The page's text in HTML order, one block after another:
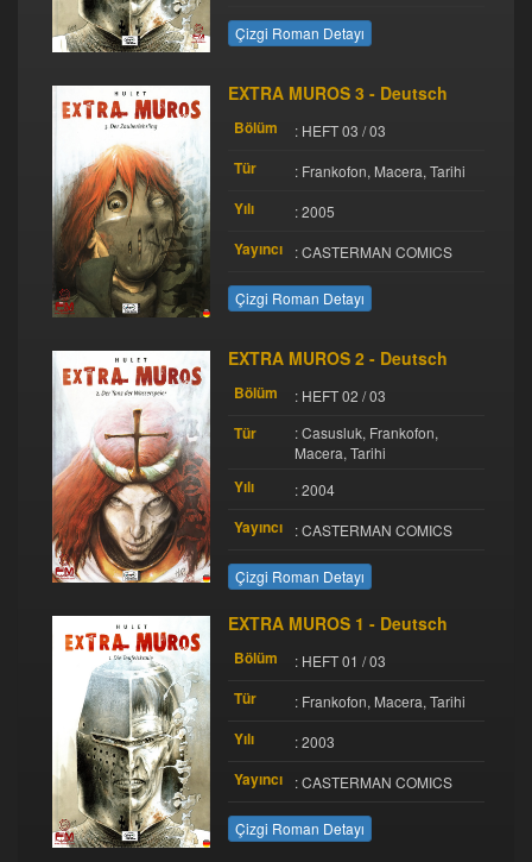
Çizgi Roman Detayı
EXTRA MUROS 3 - Deutsch
Bölüm : HEFT 03 / 03
Tür : Frankofon, Macera, Tarihi
Yılı : 2005
Yayıncı : CASTERMAN COMICS
Çizgi Roman Detayı
EXTRA MUROS 2 - Deutsch
Bölüm : HEFT 02 / 03
Tür
: Casusluk, Frankofon,
Macera, Tarihi
Yılı : 2004
Yayıncı : CASTERMAN COMICS
Çizgi Roman Detayı
EXTRA MUROS 1 - Deutsch
Bölüm : HEFT 01 / 03
Tür : Frankofon, Macera, Tarihi
Yılı : 2003
Yayıncı : CASTERMAN COMICS
Çizgi Roman Detayı